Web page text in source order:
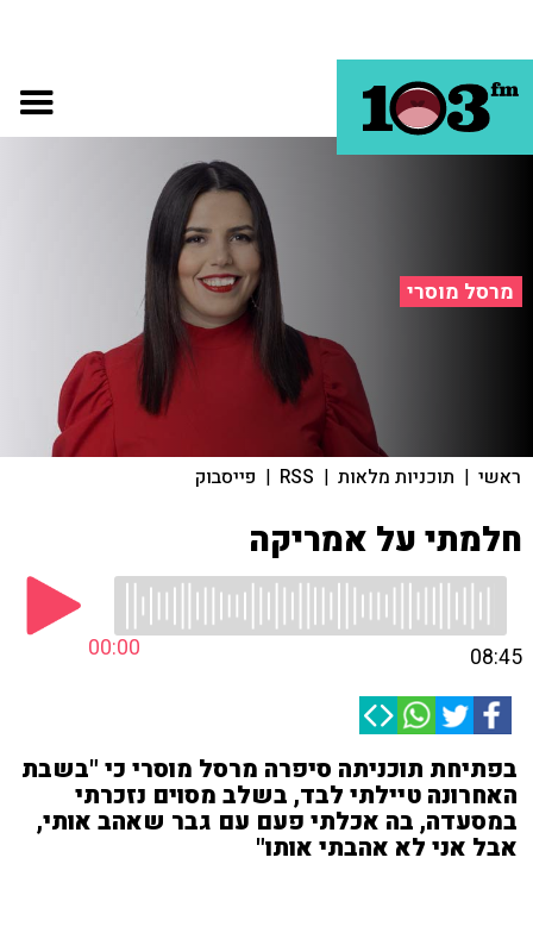
מרסל מוסרי
ראשי | תוכניות מלאות |
RSS
| פייסבוק
חלמתי על אמריקה
00:00 08:45
בפתיחת תוכניתה סיפרה מרסל מוסרי כי "בשבת
האחרונה טיילתי לבד, בשלב מסוים נזכרתי
במסעדה, בה אכלתי פעם עם גבר שאהב אותי,
אבל אני לא אהבתי אותו"